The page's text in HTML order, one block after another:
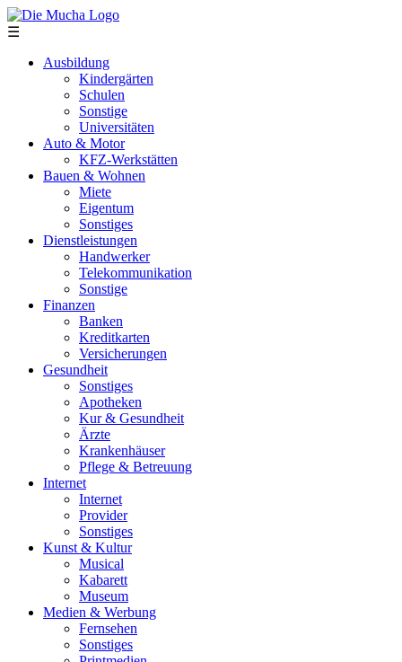
Direkt zum Inhalt
☰
Ausbildung
Kindergärten
Schulen
Sonstige
Universitäten
Auto & Motor
KFZ-Werkstätten
Bauen & Wohnen
Miete
Eigentum
Sonstiges
Dienstleistungen
Handwerker
Telekommunikation
Sonstige
Finanzen
Banken
Kreditkarten
Versicherungen
Gesundheit
Sonstiges
Apotheken
Kur & Gesundheit
Ärzte
Krankenhäuser
Pflege & Betreuung
Internet
Internet
Provider
Sonstiges
Kunst & Kultur
Musical
Kabarett
Museum
Medien & Werbung
Fernsehen
Sonstiges